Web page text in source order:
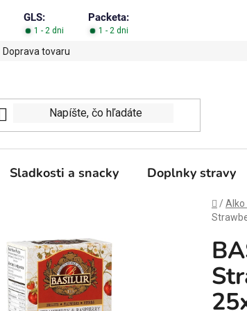
GLS: Packeta:
1 - 2 dni 1 - 2 dni
Doprava tovaru
Sladkosti a snacky Doplnky stravy
Domov
/Alko